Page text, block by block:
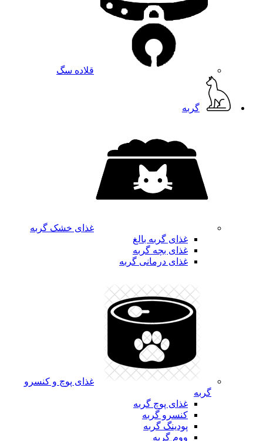
قلاده سگ
گربه
غذای خشک گربه
غذای گربه بالغ
غذای بچه گربه
غذای درمانی گربه
غذای پوچ و کنسرو
گربه
غذای پوچ گربه
کنسرو گربه
پودینگ گربه
ووم گربه